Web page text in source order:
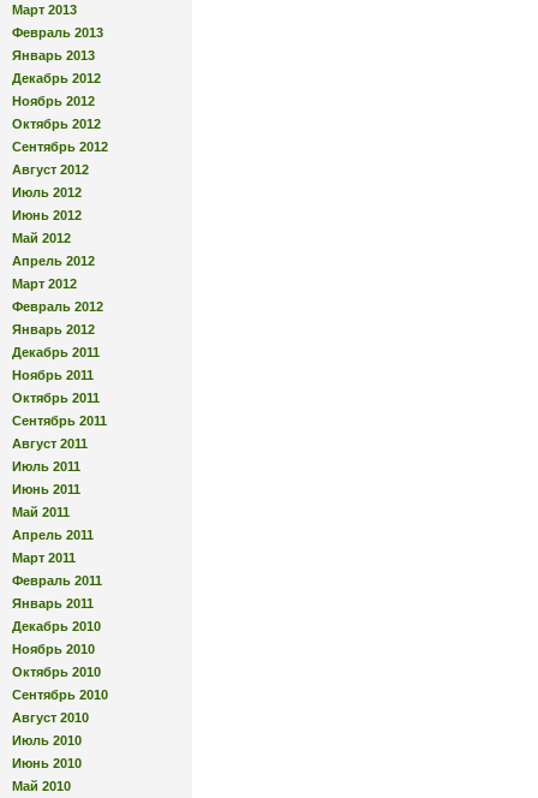
Март 2013
Февраль 2013
Январь 2013
Декабрь 2012
Ноябрь 2012
Октябрь 2012
Сентябрь 2012
Август 2012
Июль 2012
Июнь 2012
Май 2012
Апрель 2012
Март 2012
Февраль 2012
Январь 2012
Декабрь 2011
Ноябрь 2011
Октябрь 2011
Сентябрь 2011
Август 2011
Июль 2011
Июнь 2011
Май 2011
Апрель 2011
Март 2011
Февраль 2011
Январь 2011
Декабрь 2010
Ноябрь 2010
Октябрь 2010
Сентябрь 2010
Август 2010
Июль 2010
Июнь 2010
Май 2010